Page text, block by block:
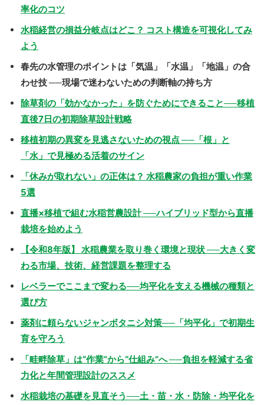
率化のコツ
水稲経営の損益分岐点はどこ？ コスト構造を可視化してみ
よう
春先の水管理のポイントは「気温」「水温」「地温」の合
わせ技 ──現場で迷わないための判断軸の持ち方
除草剤の「効かなかった」を防ぐためにできること──移植
直後7日の初期除草設計戦略
移植初期の異変を見逃さないための視点 ──「根」と
「水」で見極める活着のサイン
「休みが取れない」の正体は？ 水稲農家の負担が重い作業
5選
直播×移植で組む水稲営農設計 ──ハイブリッド型から直播
栽培を始めよう
【令和8年版】 水稲農業を取り巻く環境と現状 ──大きく変
わる市場、技術、経営課題を整理する
レベラーでここまで変わる──均平化を支える機械の種類と
選び方
薬剤に頼らないジャンボタニシ対策──「均平化」で初期生
育を守ろう
「畦畔除草」は“作業”から“仕組み”へ ──負担を軽減する省
力化と年間管理設計のススメ
水稲栽培の基礎を見直そう──土・苗・水・防除・均平化を